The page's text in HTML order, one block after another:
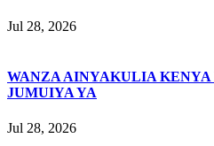
Jul 28, 2026
WANZA AINYAKULIA
JUMUIYA YA
Jul 28, 2026